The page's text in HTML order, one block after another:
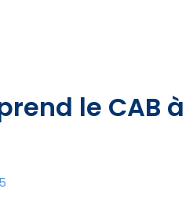
le CAB à